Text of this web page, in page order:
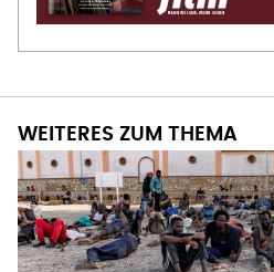
WEITERES ZUM THEMA